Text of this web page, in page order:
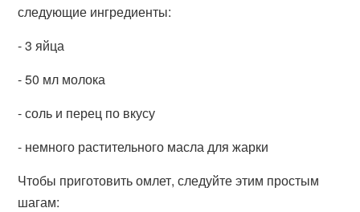
следующие ингредиенты:
- 3 яйца
- 50 мл молока
- соль и перец по вкусу
- немного растительного масла для жарки
Чтобы приготовить омлет, следуйте этим простым
шагам: